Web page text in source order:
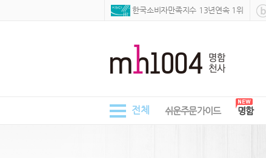
한국소비자만족지수 13년연속 1위
전체 쉬운주문가이드 명함